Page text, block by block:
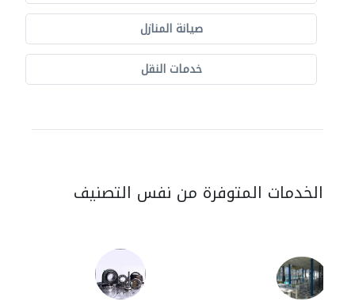
صيانة المنازل
خدمات النقل
الخدمات المتوفرة من نفس التصنيف